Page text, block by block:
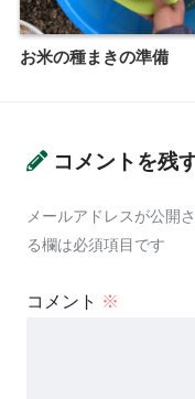
お米の種まきの準備
コメントを残
メールアドレスが公開
る欄は必須項目です
コメント ※